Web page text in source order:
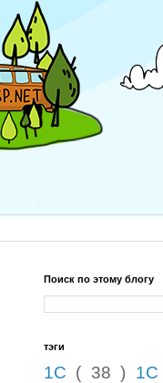
Поиск по этому блогу
тэги
1С ( 38 ) 1С